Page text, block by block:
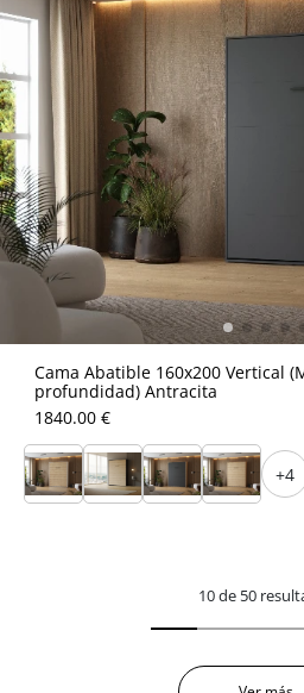
Cama Abatible 160x200 Vertical
profundidad) Antracita
1840.00 €
+4
10 de 50